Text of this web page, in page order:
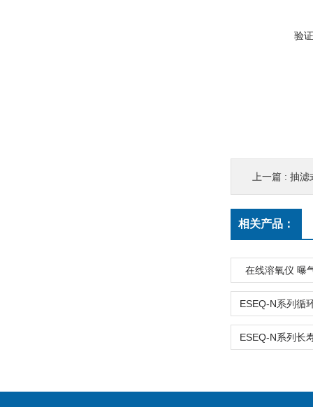
验
上一篇 : 抽滤
相关产品：
在线溶氧仪 曝